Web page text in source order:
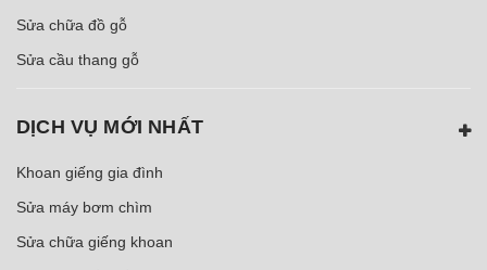
Sửa chữa đồ gỗ
Sửa cầu thang gỗ
DỊCH VỤ MỚI NHẤT
Khoan giếng gia đình
Sửa máy bơm chìm
Sửa chữa giếng khoan